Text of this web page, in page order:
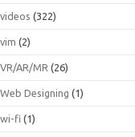
videos (322)
vim (2)
VR/AR/MR (26)
Web Designing (1)
wi-fi (1)